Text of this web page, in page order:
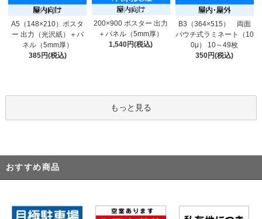
A5（148×210）ポスタ
ー 出力（光沢紙）＋パ
ネル（5mm厚）
385円(税込)
200×900 ポスター 出力
＋パネル（5mm厚）
1,540円(税込)
B3（364×515） 両面
パウチ式ラミネート（10
0μ） 10～49枚
350円(税込)
もっと見る
おすすめ商品